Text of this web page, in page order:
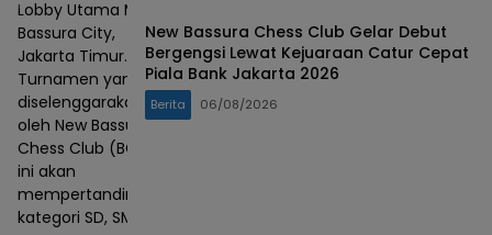
Lobby Utama Mall
Bassura City,
Jakarta Timur.
Turnamen yang
diselenggarakan
oleh New Bassura
Chess Club (BCC)
ini akan
mempertandingkan
kategori SD, SMP,
New Bassura Chess Club Gelar Debut
Bergengsi Lewat Kejuaraan Catur Cepat
Piala Bank Jakarta 2026
Berita 06/08/2026